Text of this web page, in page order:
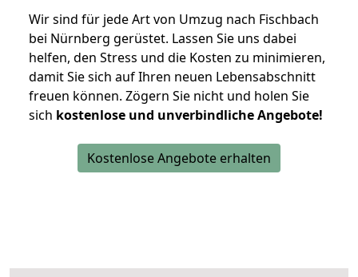
Wir sind für jede Art von Umzug nach Fischbach
bei Nürnberg gerüstet. Lassen Sie uns dabei
helfen, den Stress und die Kosten zu minimieren,
damit Sie sich auf Ihren neuen Lebensabschnitt
freuen können. Zögern Sie nicht und holen Sie
sich kostenlose und unverbindliche Angebote!
Kostenlose Angebote erhalten